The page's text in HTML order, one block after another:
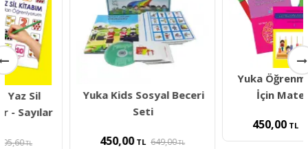
Yuka Kids Sosyal Beceri
649,00TL
Yuka Öğrenme Güçlüğü
İçin Matematik
600,00TL